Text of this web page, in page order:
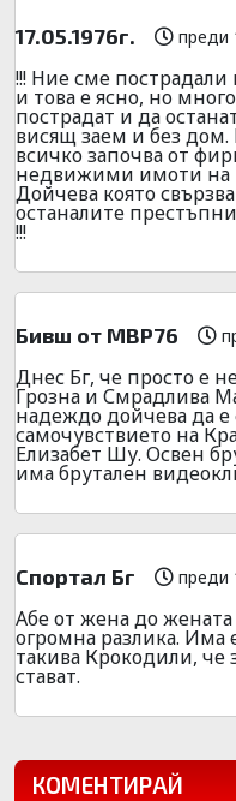
17.05.1976г. преди
!!! Ние сме
и това е ясно, но
пострадат и да
висящ заем и без
всичко започва от
недвижими имоти на
Дойчева която
останалите
!!!
Бивш от МВР76
Днес Бг, че просто е
Грозна и Смрадлива
надеждо дойчева да е
самочувствието на
Елизабет Шу. Освен
има брутален
Спортал Бг преди
Абе от жена до
огромна разлика. Има
такива Крокодили, че
стават.
КОМЕНТИРАЙ